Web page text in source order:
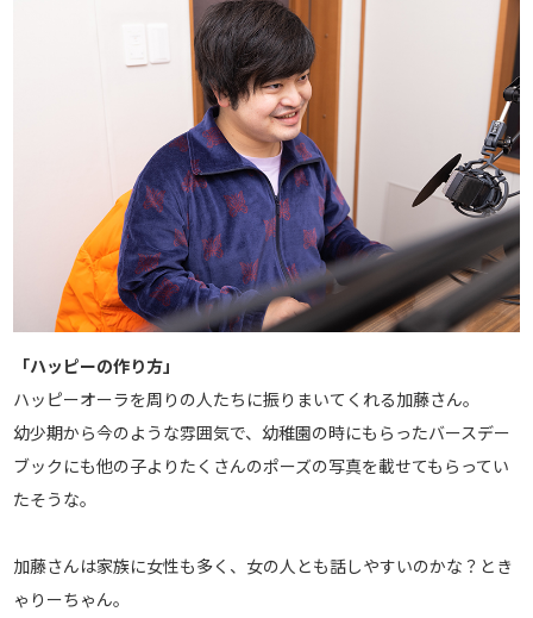
「ハッピーの作り方」
ハッピーオーラを周りの人たちに振りまいてくれる加藤さん。
幼少期から今のような雰囲気で、幼稚園の時にもらったバースデー
ブックにも他の子よりたくさんのポーズの写真を載せてもらってい
たそうな。
加藤さんは家族に女性も多く、女の人とも話しやすいのかな？とき
ゃりーちゃん。